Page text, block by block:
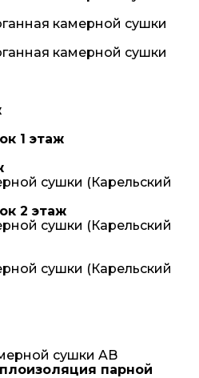
камерной сушки
камерной сушки
1 этаж
сушки (Карельский
2 этаж
сушки (Карельский
сушки (Карельский
сушки AB
парной